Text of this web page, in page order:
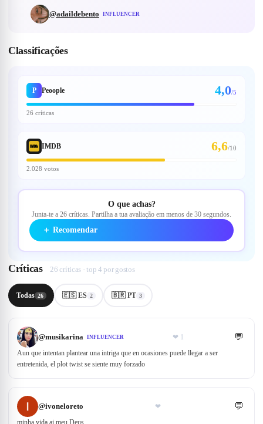
@adaildebento INFLUENCER
Classificações
P Peoople 4,0/5
26 críticas
IMDB 6,6/10
2.028 votos
O que achas?
Junta-te a 26 críticas. Partilha a tua avaliação em menos de 30 segundos.
＋ Recomendar
Críticas 26 críticas · top 4 por gostos
Todas 26 🇪🇸 ES 2 🇧🇷 PT 3
@musikarina INFLUENCER ❤ 1 💬
Aun que intentan plantear una intriga que en ocasiones puede llegar a ser
entretenida, el plot twist se siente muy forzado
@ivoneloreto ❤ 💬
minha vida ai meu Deus